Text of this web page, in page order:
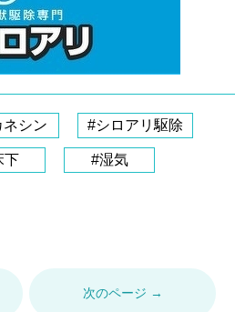
ネシン #シロアリ駆除
下 #湿気
次のページ →